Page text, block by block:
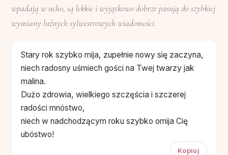
wpadają w ucho, są lekkie i wyjątkowo dobrze pasują do szybkiej
wymiany luźnych sylwestrowych wiadomości.
Stary rok szybko mija, zupełnie nowy się zaczyna,
niech radosny uśmiech gości na Twej twarzy jak
malina.
Dużo zdrowia, wielkiego szczęścia i szczerej
radości mnóstwo,
niech w nadchodzącym roku szybko omija Cię
ubóstwo!
Kopiuj